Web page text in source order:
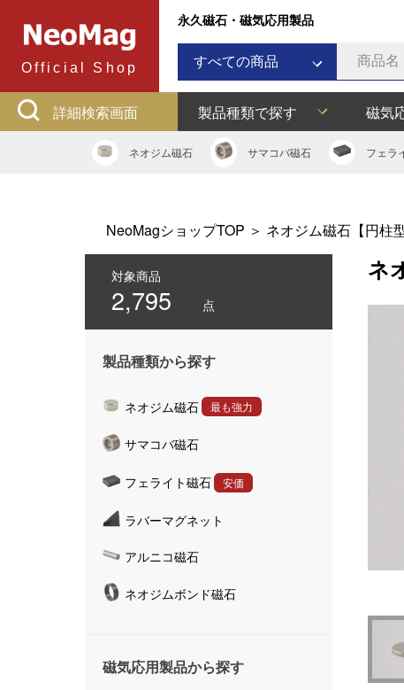
Official Shop
永久磁石・磁気応用製品
すべての商品
サマコバ磁石
フェライト磁石
ネオジムボンド磁石
ネオジフック
多用途吸着バー
マグネット吸着器
ハンドマグネット
マグネットキャッチャ
磁気活水器
磁気計測器
詳細検索画面 製品種類で探す 磁気
ネオジム磁石 サマコバ磁石 フェラ
NeoMagショップTOP ＞ ネオジム磁石【円柱型
対象商品
2,795 点
製品種類から探す
ネオジム磁石 最も強力
サマコバ磁石
フェライト磁石 安価
ラバーマグネット
アルニコ磁石
ネオジムボンド磁石
磁気応用製品から探す
ネ